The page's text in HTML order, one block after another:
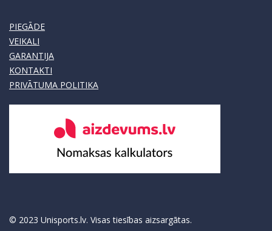
PIEGĀDE
VEIKALI
GARANTIJA
KONTAKTI
PRIVĀTUMA POLITIKA
© 2023 Unisports.lv. Visas tiesības aizsargātas.